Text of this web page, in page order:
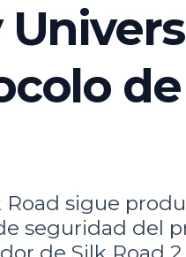
Road sigue
seguridad del